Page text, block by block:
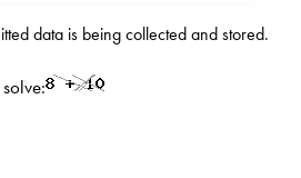
data is beingcollected and stored.